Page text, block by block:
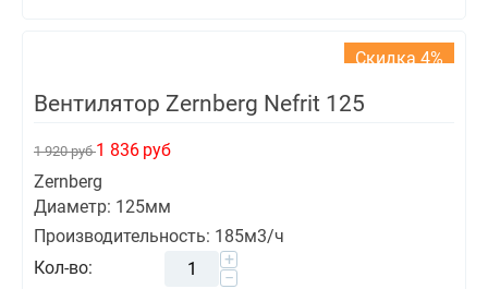
Скидка 4%
Вентилятор Zernberg Nefrit 125
1 920 руб1 836 руб
Zernberg
Диаметр: 125мм
Производительность: 185м3/ч
Кол-во:
+
−